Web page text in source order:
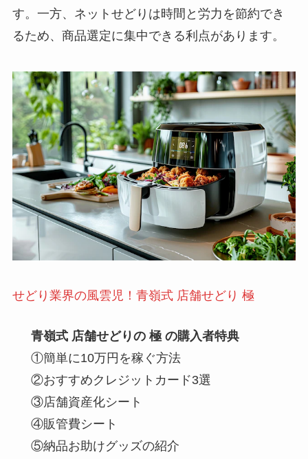
す。一方、ネットせどりは時間と労力を節約でき
るため、商品選定に集中できる利点があります。
せどり業界の風雲児！青嶺式 店舗せどり 極
青嶺式 店舗せどりの 極 の購入者特典
①簡単に10万円を稼ぐ方法
②おすすめクレジットカード3選
③店舗資産化シート
④販管費シート
⑤納品お助けグッズの紹介